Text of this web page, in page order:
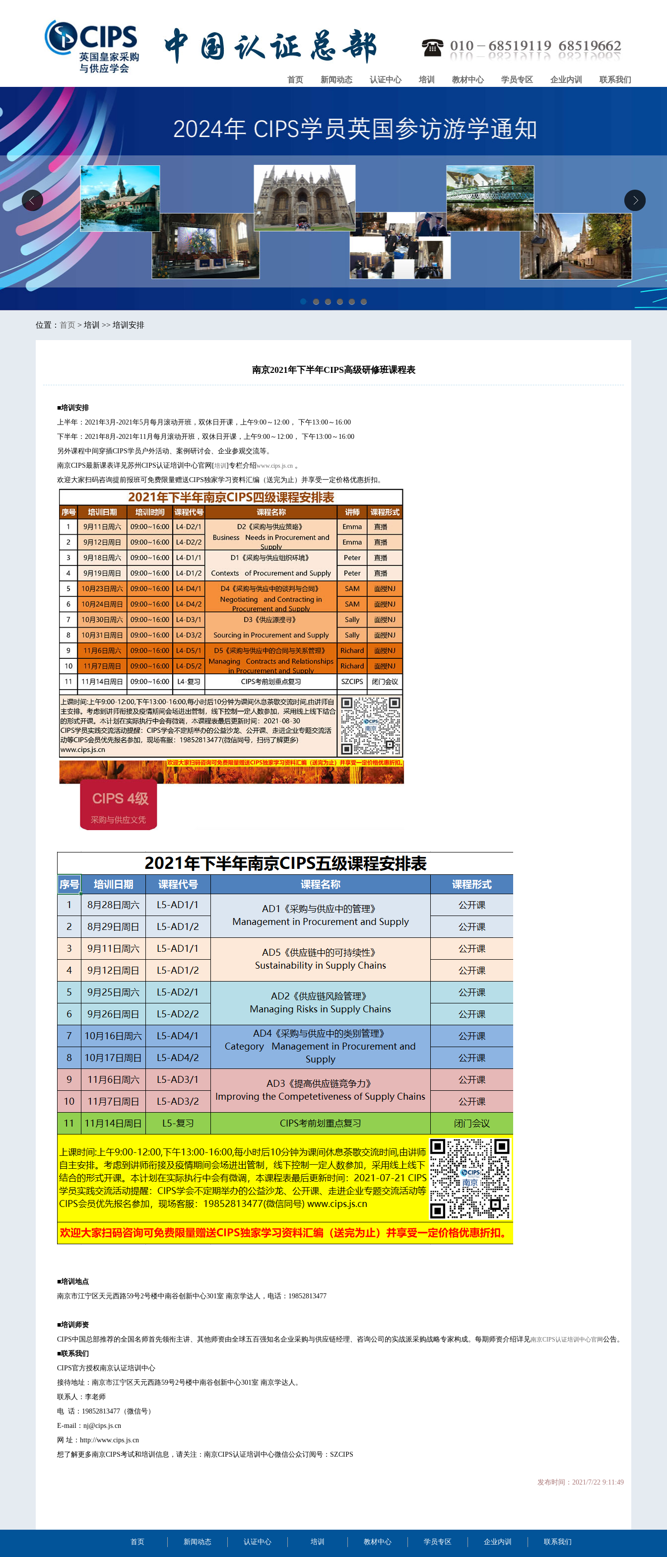
首页 新闻动态 认证中心 培训 教材中心 学员专区 企业内训 联系我们
1 2 3 4 5 6
位置： 首页 > 培训 >> 培训安排
南京2021年下半年CIPS高级研修班课程表
■培训安排
上半年：2021年3月-2021年5月每月滚动开班，双休日开课，上午9:00～12:00， 下午13:00～16:00
下半年：2021年8月-2021年11月每月滚动开班，双休日开课，上午9:00～12:00， 下午13:00～16:00
另外课程中间穿插CIPS学员户外活动、案例研讨会、企业参观交流等。
南京CIPS最新课表详见苏州CIPS认证培训中心官网[培训 ]专栏介绍www.cips.js.cn 。
欢迎大家扫码咨询提前报班可免费限量赠送CIPS独家学习资料汇编（送完为止）并享受一定价格优惠折扣。
■培训地点
南京市江宁区天元西路59号2号楼中南谷创新中心301室 南京学达人，电话：19852813477
■培训师资
CIPS中国总部推荐的全国名师首先领衔主讲、其他师资由全球五百强知名企业采购与供应链经理、咨询公司的实战派采购战略专家构成。每期师资介绍详见南京CIPS认证培训中心官网公告。
■联系我们
CIPS官方授权南京认证培训中心
接待地址：南京市江宁区天元西路59号2号楼中南谷创新中心301室 南京学达人。
联系人：李老师
电 话：19852813477（微信号）
E-mail：nj@cips.js.cn
网 址：http://www.cips.js.cn
想了解更多南京CIPS考试和培训信息，请关注：南京CIPS认证培训中心微信公众订阅号：SZCIPS
发布时间：2021/7/22 9:11:49
首页 新闻动态 认证中心 培训 教材中心 学员专区 企业内训 联系我们